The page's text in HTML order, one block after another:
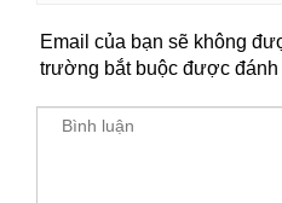
Email của bạn sẽ không
trường bắt buộc được đánh